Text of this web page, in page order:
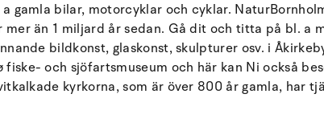
gamla bilar, motorcyklar och cyklar.
än 1 miljard år sedan. Gå dit och titta på bl. a
bildkonst, glaskonst, skulpturer osv. i
och sjöfartsmuseum och här kan Ni också
kyrkorna, som är över 800 år gamla, har